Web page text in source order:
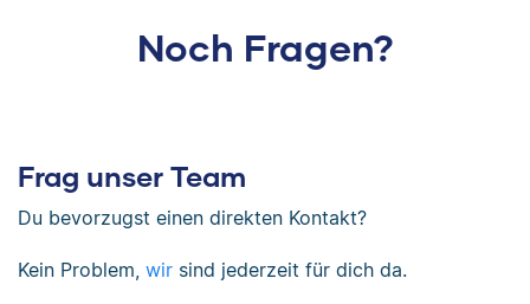
Noch Fragen?
Frag unser Team
Du bevorzugst einen direkten Kontakt?
Kein Problem, wir sind jederzeit für dich da.